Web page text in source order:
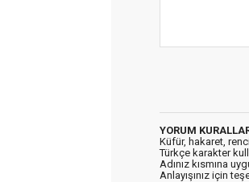
YORUM
Küfür, hakaret,
Türkçe karakter
Adınız kısmına
Anlayışınız için